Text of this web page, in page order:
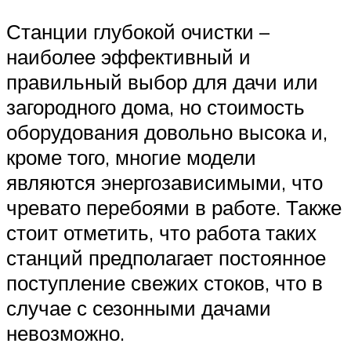
Станции глубокой очистки –
наиболее эффективный и
правильный выбор для дачи или
загородного дома, но стоимость
оборудования довольно высока и,
кроме того, многие модели
являются энергозависимыми, что
чревато перебоями в работе. Также
стоит отметить, что работа таких
станций предполагает постоянное
поступление свежих стоков, что в
случае с сезонными дачами
невозможно.